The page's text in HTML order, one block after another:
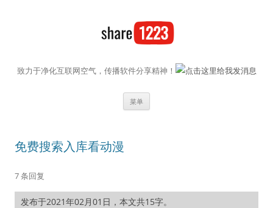
致力于净化互联网空气，传播软件分享精神！
菜单
免费搜索入库看动漫
7 条回复
发布于2021年02月01日，本文共15字。